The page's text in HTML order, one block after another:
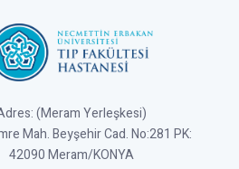
(Meram Yerleşkesi)
Mah. Beyşehir Cad. No:281 PK:
42090 Meram/KONYA